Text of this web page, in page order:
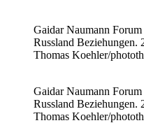
Gaidar Naumann
Russland Beziehungen.
Thomas Koehler/
Gaidar Naumann
Russland Beziehungen.
Thomas Koehler/